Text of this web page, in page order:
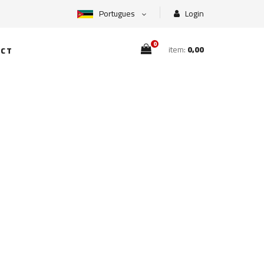
Portugues Login
0 item:0,00